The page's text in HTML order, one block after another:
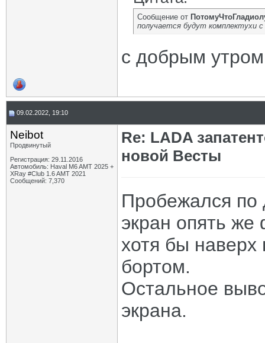
Сообщение от
получается будут комплектухи с
с добрым
09.02.2022, 19:10
Neibot
Продвинутый
Регистрация: 29.11.2016
Автомобиль: Haval M6 AMT 2025 +
XRay #Club 1.6 AMT 2021
Сообщений: 7,370
Re: LADA
новой Весты
Пробежался по
экран опять же
хотя бы
бортом.
Остальное
экрана.